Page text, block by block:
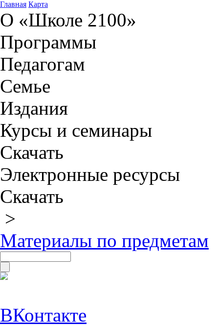
Главная Карта
О «Школе 2100»
Программы
Педагогам
Семье
Издания
Курсы и семинары
Скачать
Электронные ресурсы
Скачать
>
Материалы по предметам
ВКонтакте